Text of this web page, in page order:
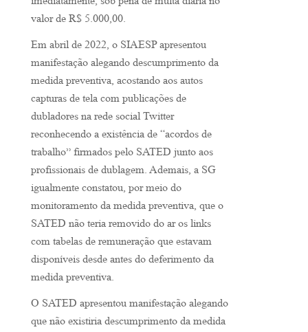
valor de R$ 5.000,00.
Em abril de 2022, o SIAESP apresentou
manifestação alegando descumprimento da
medida preventiva, acostando aos autos
capturas de tela com publicações de
dubladores na rede social Twitter
reconhecendo a existência de “acordos de
trabalho” firmados pelo SATED junto aos
profissionais de dublagem. Ademais, a SG
igualmente constatou, por meio do
monitoramento da medida preventiva, que o
SATED não teria removido do ar os links
com tabelas de remuneração que estavam
disponíveis desde antes do deferimento da
medida preventiva.
O SATED apresentou manifestação alegando
que não existiria descumprimento da medida